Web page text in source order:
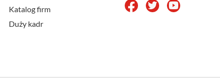
Katalog firm
Duży kadr